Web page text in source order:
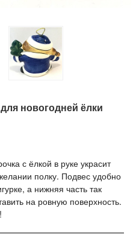
новогодней ёлки
с ёлкой в руке украсит
полку. Подвес удобно
а нижняя часть так
на ровную поверхность.